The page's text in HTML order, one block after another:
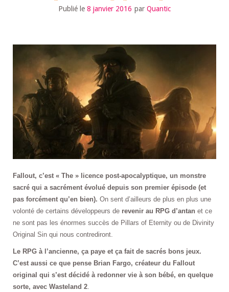
Publié le 8 janvier 2016 par Quantic
Fallout, c’est « The » licence post-apocalyptique, un monstre
sacré qui a sacrément évolué depuis son premier épisode (et
pas forcément qu’en bien). On sent d’ailleurs de plus en plus une
volonté de certains développeurs de revenir au RPG d’antan et ce
ne sont pas les énormes succès de Pillars of Eternity ou de Divinity
Original Sin qui nous contrediront.
Le RPG à l’ancienne, ça paye et ça fait de sacrés bons jeux.
C’est aussi ce que pense Brian Fargo, créateur du Fallout
original qui s’est décidé à redonner vie à son bébé, en quelque
sorte, avec Wasteland 2